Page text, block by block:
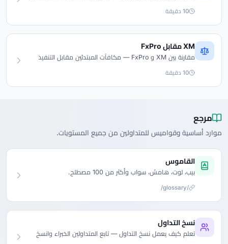
10 دقيقة
XM مقابل FxPro
مقارنة بين XM و FxPro — مكافآت المبتدئين مقابل التنفيذ
10 دقيقة
مرجع
موارد أساسية وقواميس للمتداولين من جميع المستويات.
القاموس
بيب، لوت، هامش، سواب وأكثر من 100 مصطلح.
/glossary/
نسخ التداول
تعلم كيف يعمل نسخ التداول — تابع المتداولين الخبراء وانسخ